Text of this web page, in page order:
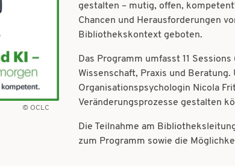
OCLC
gestalten – mutig, offen,
Chancen und Herausforderungen
Bibliothekskontext geboten.
Das Programm umfasst 11
Wissenschaft, Praxis und
Organisationspsychologin Nicola
Veränderungsprozesse gestalten
Die Teilnahme am
zum Programm sowie die